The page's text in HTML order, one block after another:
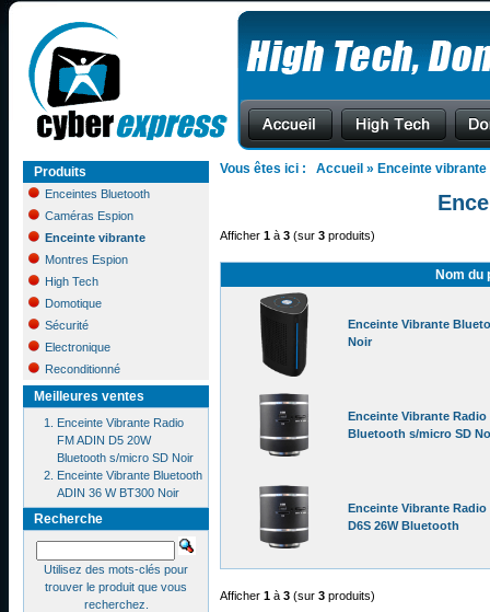
Vous êtes ici : Accueil » Enceinte vibrante
Afficher 1 à 3 (sur 3 produits)
Nom du
Enceinte Vibrante
Noir
Enceinte Vibrante Radio
Bluetooth s/micro SD
Enceinte Vibrante
D6S 26W Bluetooth
Afficher 1 à 3 (sur 3 produits)
Produits
Enceintes Bluetooth
Caméras Espion
Enceinte vibrante
Montres Espion
High Tech
Domotique
Sécurité
Electronique
Reconditionné
Meilleures ventes
Enceinte Vibrante Radio
FM ADIN D5 20W
Bluetooth s/micro SD Noir
Enceinte Vibrante Bluetooth
ADIN 36 W BT300 Noir
Recherche
Utilisez des mots-clés pour
trouver le produit que vous
recherchez.